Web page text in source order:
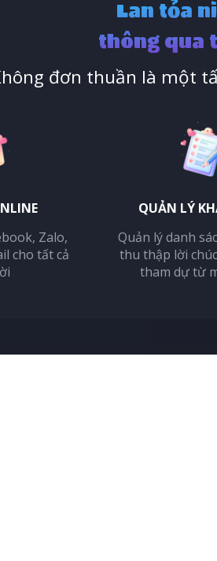
Lan tỏa
thông qua
đơn thuần là một
Zalo,
cho tất cả
QUẢN LÝ
Quản lý danh
thu thập lời
tham dự từ